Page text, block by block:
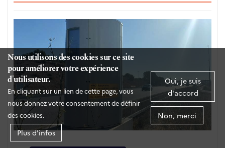
Nous utilisons des cookies sur ce site
pour améliorer votre expérience
d'utilisateur.
En cliquant sur un lien de cette page, vous
nous donnez votre consentement de définir
des cookies.
Plus d'infos
Oui, je suis
d'accord
Non, merci